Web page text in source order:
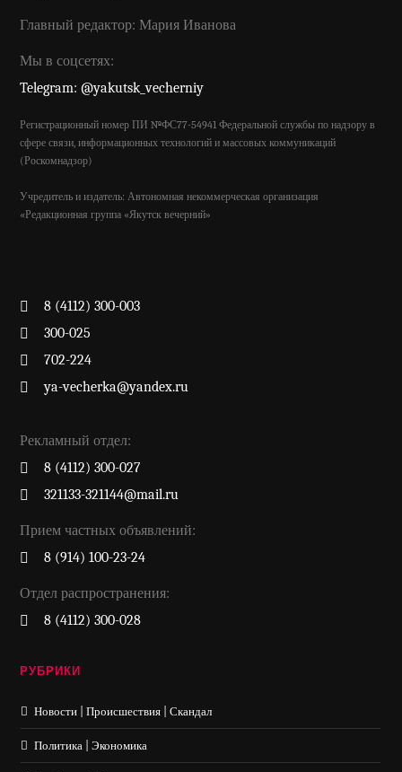
Главный редактор: Мария Иванова
Мы в соцсетях:
Telegram: @yakutsk_vecherniy
Регистрационный номер ПИ №ФС77-54941 Федеральной службы по надзору в
сфере связи, информационных технологий и массовых коммуникаций
(Роскомнадзор)
Учредитель и издатель: Автономная некоммерческая организация
«Редакционная группа «Якутск вечерний»
8 (4112) 300-003
300-025
702-224
ya-vecherka@yandex.ru
Рекламный отдел:
8 (4112) 300-027
321133-321144@mail.ru
Прием частных объявлений:
8 (914) 100-23-24
Отдел распространения:
8 (4112) 300-028
РУБРИКИ
Новости | Происшествия | Скандал
Политика | Экономика